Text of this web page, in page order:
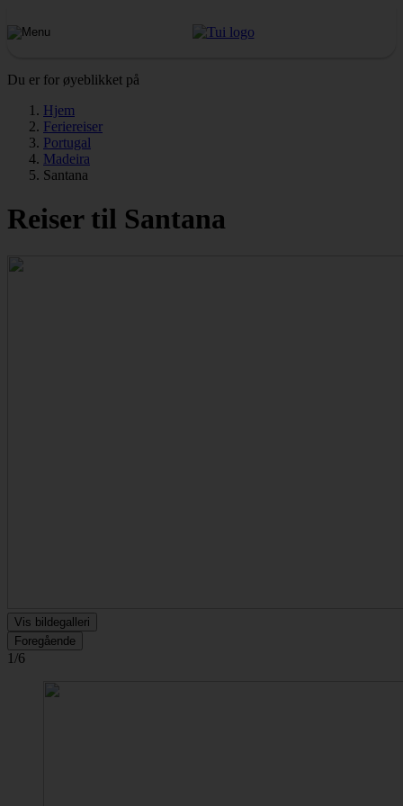
Du er for øyeblikket på
Hjem
Feriereiser
Portugal
Madeira
Santana
Reiser til Santana
Vis bildegalleri
Foregående
1/6